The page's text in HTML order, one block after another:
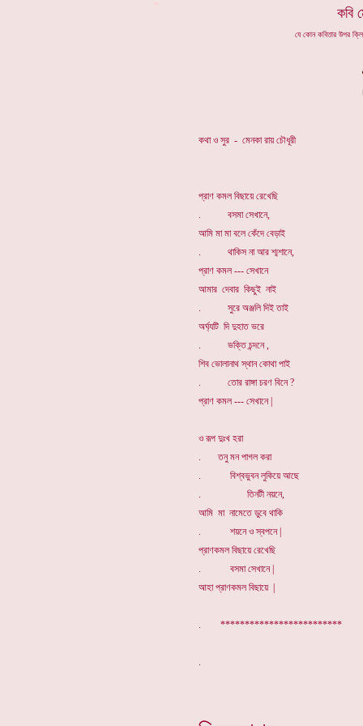
কবি
যে কোন কবিতার উপর
কথা ও সুর - মেনকা রায় চৌধূরী
প্রাণ কমল বিছায়ে রেখেছি
. বসমা সেখানে,
আমি মা মা বলে কেঁদে বেড়াই
. থাকিস না আর শ্মশানে,
প্রাণ কমল --- সেখানে
আমার দেবার কিছুই নাই
. সুরে অঞ্জলি দিই তাই
অর্ঘ্যটি দি দুহাত ভরে
. ভক্তি চন্দনে ,
শিব ভোলানাথ স্থান কোথা পাই
. তোর রাঙ্গা চরণ বিনে ?
প্রাণ কমল --- সেখানে |
ও রূপ দুঃখ হরা
. তনু মন পাগল করা
. বিশ্বভুবন লুকিয়ে আছে
. তিনটী নয়নে,
আমি মা নামেতে ডুবে থাকি
. শয়নে ও স্বপনে |
প্রাণকমল বিছায়ে রেখেছি
. বসমা সেখানে |
আহা প্রাণকমল বিছায়ে |
. *************************